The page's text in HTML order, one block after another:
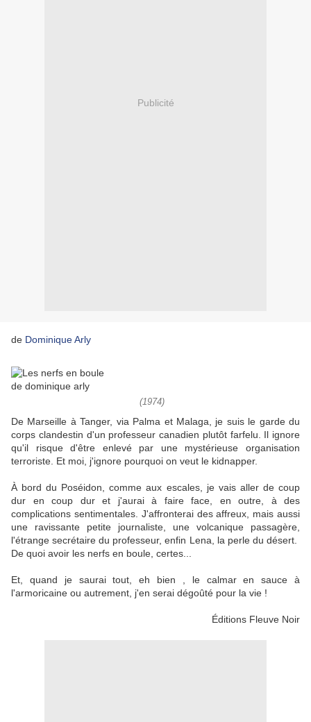
Publicité
de Dominique Arly
(1974)
De Marseille à Tanger, via Palma et Malaga, je suis le garde du
corps clandestin d'un professeur canadien plutôt farfelu. Il ignore
qu'il risque d'être enlevé par une mystérieuse organisation
terroriste. Et moi, j'ignore pourquoi on veut le kidnapper.
À bord du Poséidon, comme aux escales, je vais aller de coup
dur en coup dur et j'aurai à faire face, en outre, à des
complications sentimentales. J'affronterai des affreux, mais aussi
une ravissante petite journaliste, une volcanique passagère,
l'étrange secrétaire du professeur, enfin Lena, la perle du désert.
De quoi avoir les nerfs en boule, certes...
Et, quand je saurai tout, eh bien , le calmar en sauce à
l'armoricaine ou autrement, j'en serai dégoûté pour la vie !
Éditions Fleuve Noir